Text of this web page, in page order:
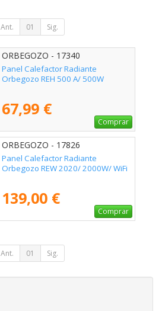
Ant. 01 Sig.
ORBEGOZO - 17340
Panel Calefactor Radiante
Orbegozo REH 500 A/ 500W
67,99 €
Comprar
ORBEGOZO - 17826
Panel Calefactor Radiante
Orbegozo REW 2020/ 2000W/ WiFi
139,00 €
Comprar
Ant. 01 Sig.